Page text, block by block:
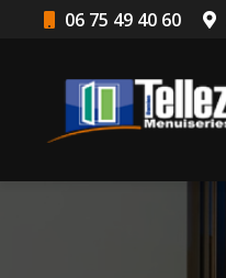
06 75 49 40 60